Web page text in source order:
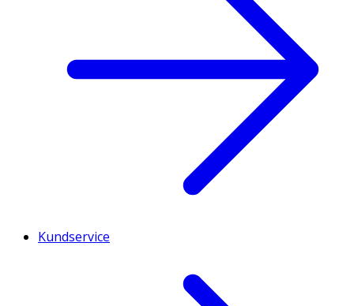
Kundservice